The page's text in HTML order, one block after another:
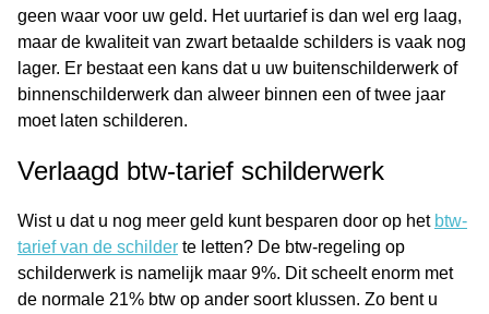
geen waar voor uw geld. Het uurtarief is dan wel erg laag,
maar de kwaliteit van zwart betaalde schilders is vaak nog
lager. Er bestaat een kans dat u uw buitenschilderwerk of
binnenschilderwerk dan alweer binnen een of twee jaar
moet laten schilderen.
Verlaagd btw-tarief schilderwerk
Wist u dat u nog meer geld kunt besparen door op het btw-
tarief van de schilder te letten? De btw-regeling op
schilderwerk is namelijk maar 9%. Dit scheelt enorm met
de normale 21% btw op ander soort klussen. Zo bent u